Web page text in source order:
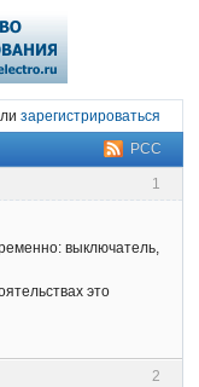
зарегистрироваться
РСС
1
выключатель,
это
2